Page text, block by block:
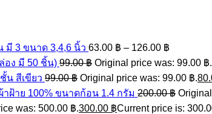
มี 3 ขนาด 3,4,6 นิ้ว 63.00 ฿ – 126.00 ฿
อง มี 50 ชิ้น) 99.00฿ Original price was: 99.00 ฿.
น สีเขียว 99.00฿ Original price was: 99.00 ฿.
ฝ้าย 100% ขนาดก้อน 1.4 กรัม 200.00฿
was: 500.00 ฿.300.00 ฿Current price is: